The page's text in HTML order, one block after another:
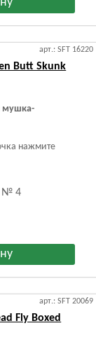
арт.: SFT 16220
Butt Skunk
мушка-
нажмите
№ 4
арт.: SFT 20069
Fly Boxed